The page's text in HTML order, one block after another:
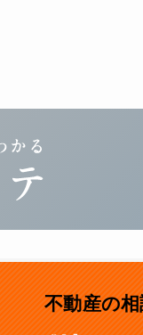
不動産の